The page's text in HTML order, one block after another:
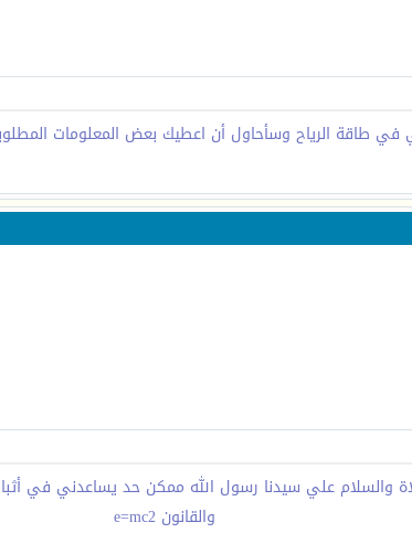
في طاقة الرياح وسأحاول أن اعطيك بعض المعلومات
والسلام علي سيدنا رسول الله ممكن حد يساعدني في
والقانون e=mc2